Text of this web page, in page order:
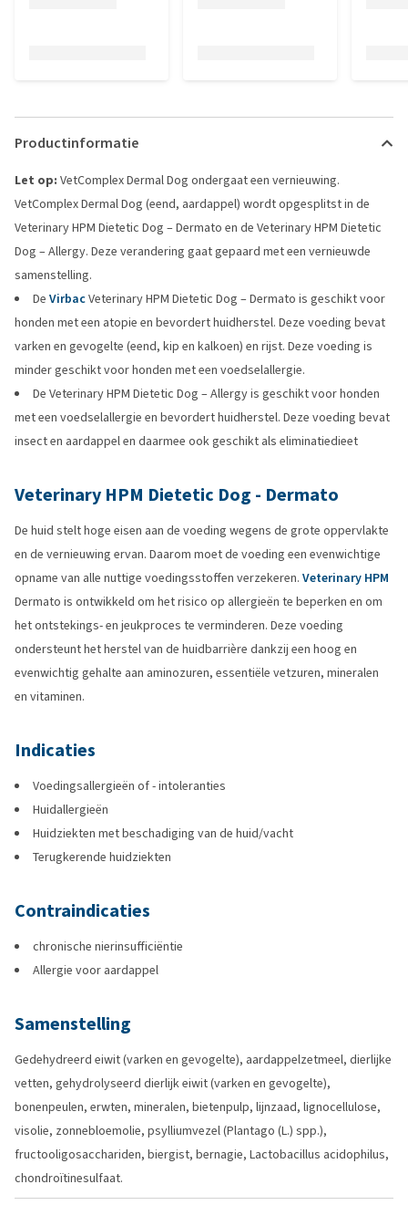
Productinformatie
Let op: VetComplex Dermal Dog ondergaat een vernieuwing.
VetComplex Dermal Dog (eend, aardappel) wordt opgesplitst in de
Veterinary HPM Dietetic Dog – Dermato en de Veterinary HPM Dietetic
Dog – Allergy. Deze verandering gaat gepaard met een vernieuwde
samenstelling.
De VirbacVeterinary HPM Dietetic Dog – Dermato is geschikt voor
honden met een atopie en bevordert huidherstel. Deze voeding bevat
varken en gevogelte (eend, kip en kalkoen) en rijst. Deze voeding is
minder geschikt voor honden met een voedselallergie.
De Veterinary HPM Dietetic Dog – Allergy is geschikt voor honden
met een voedselallergie en bevordert huidherstel. Deze voeding bevat
insect en aardappel en daarmee ook geschikt als eliminatiedieet
Veterinary HPM Dietetic Dog - Dermato
De huid stelt hoge eisen aan de voeding wegens de grote oppervlakte
en de vernieuwing ervan. Daarom moet de voeding een evenwichtige
opname van alle nuttige voedingsstoffen verzekeren. Veterinary HPM
Dermato is ontwikkeld om het risico op allergieën te beperken en om
het ontstekings- en jeukproces te verminderen. Deze voeding
ondersteunt het herstel van de huidbarrière dankzij een hoog en
evenwichtig gehalte aan aminozuren, essentiële vetzuren, mineralen
en vitaminen.
Indicaties
Voedingsallergieën of - intoleranties
Huidallergieën
Huidziekten met beschadiging van de huid/vacht
Terugkerende huidziekten
Contraindicaties
chronische nierinsufficiëntie
Allergie voor aardappel
Samenstelling
Gedehydreerd eiwit (varken en gevogelte), aardappelzetmeel, dierlijke
vetten, gehydrolyseerd dierlijk eiwit (varken en gevogelte),
bonenpeulen, erwten, mineralen, bietenpulp, lijnzaad, lignocellulose,
visolie, zonnebloemolie, psylliumvezel (Plantago (L.) spp.),
fructooligosacchariden, biergist, bernagie, Lactobacillus acidophilus,
chondroïtinesulfaat.